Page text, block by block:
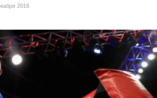
2018